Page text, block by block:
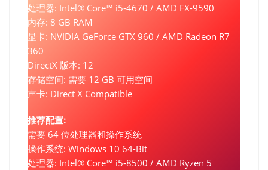
处理器: Intel® Core™ i5-4670 / AMD FX-9590
内存: 8 GB RAM
显卡: NVIDIA GeForce GTX 960 / AMD Radeon R7
360
DirectX 版本: 12
存储空间: 需要 12 GB 可用空间
声卡: Direct X Compatible
推荐配置:
需要 64 位处理器和操作系统
操作系统: Windows 10 64-Bit
处理器: Intel® Core™ i5-8500 / AMD Ryzen 5